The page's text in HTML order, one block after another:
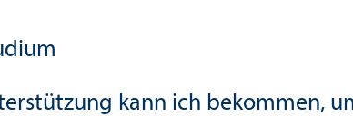
kann ich bekommen,